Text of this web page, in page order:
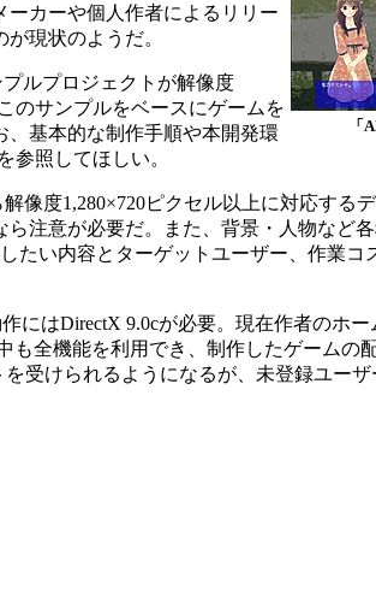
「
ーカーや個人作者によるリリー
現状のようだ。
ルプロジェクトが解像度
のサンプルをベースにゲームを
基本的な制作手順や本開発環
参照してほしい。
度1,280×720ピクセル以上に対応する
注意が必要だ。また、背景・人物など
たい内容とターゲットユーザー、作業コ
にはDirectX 9.0cが必要。現在作者のホ
も全機能を利用でき、制作したゲームの
受けられるようになるが、未登録ユー